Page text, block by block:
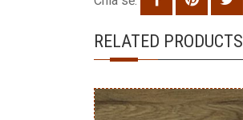
RELATED PRODUCTS